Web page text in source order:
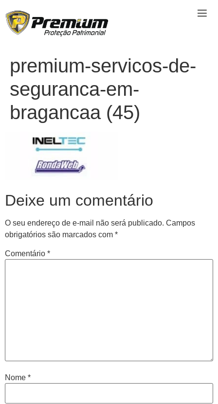
premium-servicos-de-
seguranca-em-
bragancaa (45)
Deixe um comentário
O seu endereço de e-mail não será publicado. Campos
obrigatórios são marcados com *
Comentário *
Nome *